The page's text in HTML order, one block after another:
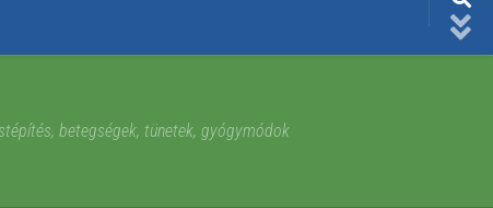
betegségek, tünetek, gyógymódok